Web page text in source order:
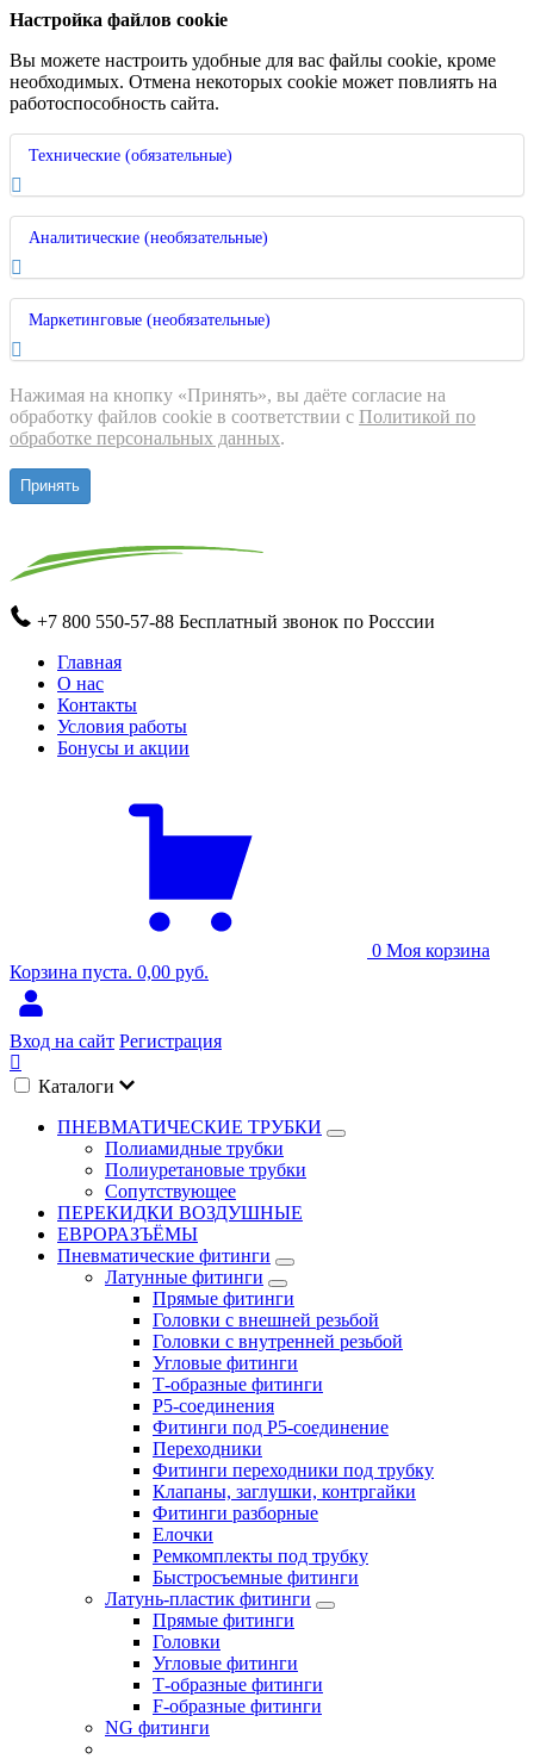
Настройка файлов cookie
Вы можете настроить удобные для вас файлы cookie, кроме
необходимых. Отмена некоторых cookie может повлиять на
работоспособность сайта.
Технические (обязательные)
Аналитические (необязательные)
Маркетинговые (необязательные)
Нажимая на кнопку «Принять», вы даёте согласие на
обработку файлов cookie в соответствии с Политикой по
обработке персональных данных.
Принять
+7 800 550-57-88 Бесплатный звонок по Росссии
Главная
О нас
Контакты
Условия работы
Бонусы и акции
0 Моя корзина
Корзина пуста. 0,00 руб.
Вход на сайт Регистрация
Каталоги
ПНЕВМАТИЧЕСКИЕ ТРУБКИ
Полиамидные трубки
Полиуретановые трубки
Сопутствующее
ПЕРЕКИДКИ ВОЗДУШНЫЕ
ЕВРОРАЗЪЁМЫ
Пневматические фитинги
Латунные фитинги
Прямые фитинги
Головки с внешней резьбой
Головки с внутренней резьбой
Угловые фитинги
Т-образные фитинги
P5-соединения
Фитинги под P5-соединение
Переходники
Фитинги переходники под трубку
Клапаны, заглушки, контргайки
Фитинги разборные
Елочки
Ремкомплекты под трубку
Быстросъемные фитинги
Латунь-пластик фитинги
Прямые фитинги
Головки
Угловые фитинги
Т-образные фитинги
F-образные фитинги
NG фитинги